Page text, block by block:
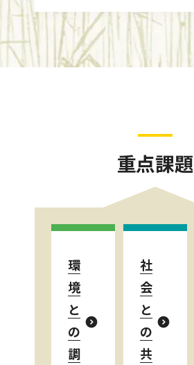
重点課題
環
境
と
の
調
社
会
と
の
共